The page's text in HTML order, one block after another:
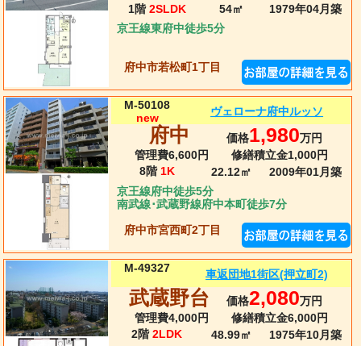
1階 2SLDK 54㎡ 1979年04月 築
京王線東府中徒歩5分
府中市若松町1丁目
M-50108
new
ヴェローナ府中ルッソ
府中 価格1,980万円
管理費6,600円
修繕積立金1,000円
8階 1K 22.12㎡ 2009年01月 築
京王線府中徒歩5分
南武線･武蔵野線府中本町徒歩7分
府中市宮西町2丁目
M-49327 車返団地1街区(押立町2)
武蔵野台 価格2,080万円
管理費4,000円
修繕積立金6,000円
2階 2LDK 48.99㎡ 1975年10月 築